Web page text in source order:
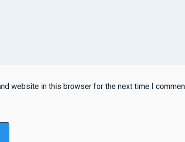
website in this browser for the next time I